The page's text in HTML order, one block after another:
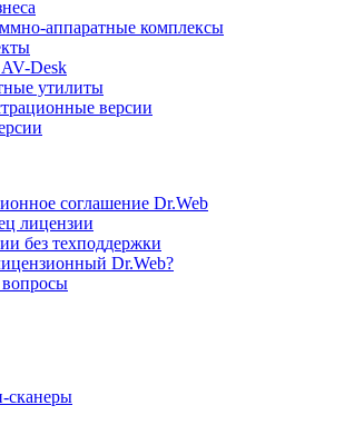
аппаратные комплексы
Desk
утилиты
версии
соглашение Dr.Web
лицензии
без техподдержки
Dr.Web?
сканеры